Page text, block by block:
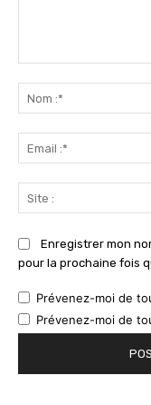
Enregistrer mon
pour la prochaine fois
Prévenez-moi de
Prévenez-moi de